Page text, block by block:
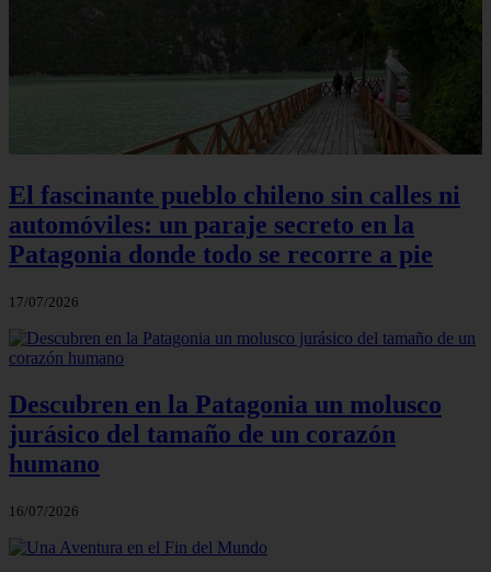
El fascinante pueblo chileno sin calles ni
automóviles: un paraje secreto en la
Patagonia donde todo se recorre a pie
17/07/2026
Descubren en la Patagonia un molusco
jurásico del tamaño de un corazón
humano
16/07/2026